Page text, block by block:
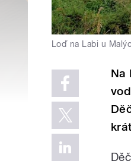
Loď na Labi u
Na